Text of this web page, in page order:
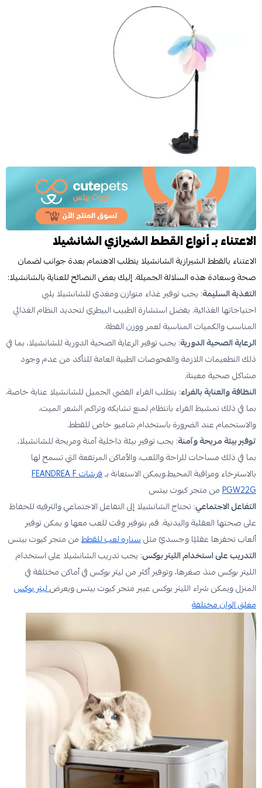
الاعتناء بـ أنواع القطط الشيرازي الشانشيلا
الاعتناء بالقطط الشيرازية الشانشيلا يتطلب الاهتمام بعدة جوانب لضمان
صحة وسعادة هذه السلالة الجميلة. إليك بعض النصائح للعناية بالشانشيلا:
التغذية السليمة: يجب توفير غذاء متوازن ومغذي للشانشيلا يلبي
احتياجاتها الغذائية. يفضل استشارة الطبيب البيطري لتحديد النظام الغذائي
المناسب والكميات المناسبة لعمر ووزن القطة.
الرعاية الصحية الدورية: يجب توفير الرعاية الصحية الدورية للشانشيلا، بما في
ذلك التطعيمات اللازمة والفحوصات الطبية العامة للتأكد من عدم وجود
مشاكل صحية معينة.
النظافة والعناية بالفراء: يتطلب الفراء الفضي الجميل للشانشيلا عناية خاصة،
بما في ذلك تمشيط الفراء بانتظام لمنع تشابكه وتراكم الشعر الميت،
والاستحمام عند الضرورة باستخدام شامبو خاص للقطط.
توفير بيئة مريحة وآمنة: يجب توفير بيئة داخلية آمنة ومريحة للشانشيلا،
بما في ذلك مساحات للراحة واللعب، والأماكن المرتفعة التي تسمح لها
بالاسترخاء ومراقبة المحيط.ويمكن الاستعانة بـ
فرشات FEANDREA F
PGW22Gمن متجر كيوت بيتس
التفاعل الاجتماعي: تحتاج الشانشيلا إلى التفاعل الاجتماعي والترفيه للحفاظ
على صحتها العقلية والبدنية. قم بتوفير وقت للعب معها و يمكن توفير
ألعاب تحفزها عقليًا وجسديً مثلسناره لعب للقططمن متجر كيوت بيتس
التدريب على استخدام الليتر بوكس: يجب تدريب الشانشيلا على استخدام
الليتر بوكس منذ صغرها، وتوفير أكثر من ليتر بوكس في أماكن مختلفة في
المنزل ويمكن شراء الليتر بوكس عبير متجر كيوت بيتس ويعرضليتر بوكس
مغلق الوان مختلفة